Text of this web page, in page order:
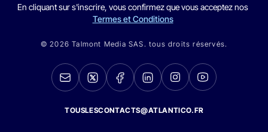
En cliquant sur s'inscrire, vous confirmez que vous acceptez nos
Termes et Conditions
© 2026 Talmont Media SAS. tous droits réservés.
TOUSLESCONTACTS@ATLANTICO.FR